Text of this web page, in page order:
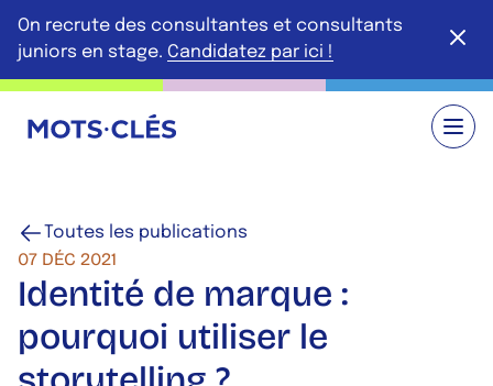
Aller au contenu principal
On recrute des consultantes et consultants
juniors en stage. Candidatez par ici !
Retour à l'accueil
Toutes les publications
07 DÉC 2021
Identité de marque :
pourquoi utiliser le